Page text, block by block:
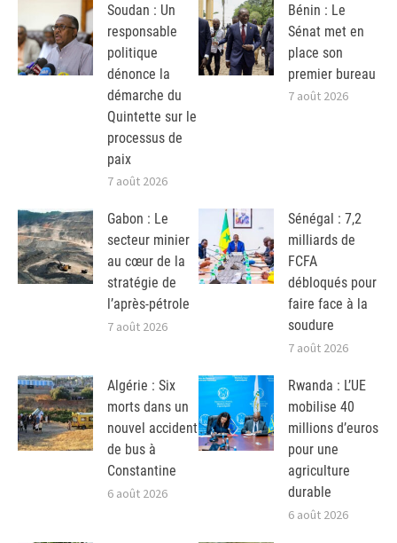
Soudan : Un
responsable
politique
dénonce la
démarche du
Quintette sur le
processus de
paix
7 août 2026
Bénin : Le
Sénat met en
place son
premier bureau
7 août 2026
Gabon : Le
secteur minier
au cœur de la
stratégie de
l’après-pétrole
7 août 2026
Sénégal : 7,2
milliards de
FCFA
débloqués pour
faire face à la
soudure
7 août 2026
Algérie : Six
morts dans un
nouvel accident
de bus à
Constantine
6 août 2026
Rwanda : L’UE
mobilise 40
millions d’euros
pour une
agriculture
durable
6 août 2026